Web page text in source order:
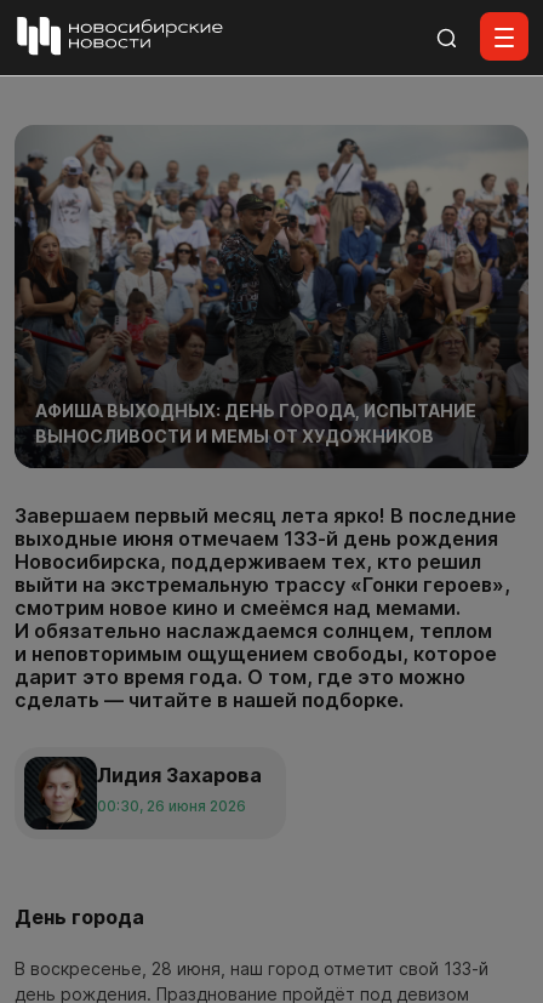
АФИША ВЫХОДНЫХ: ДЕНЬ ГОРОДА, ИСПЫТАНИЕ
ВЫНОСЛИВОСТИ И МЕМЫ ОТ ХУДОЖНИКОВ
Завершаем первый месяц лета ярко! В последние
выходные июня отмечаем 133-й день рождения
Новосибирска, поддерживаем тех, кто решил
выйти на экстремальную трассу «Гонки героев»,
смотрим новое кино и смеёмся над мемами.
И обязательно наслаждаемся солнцем, теплом
и неповторимым ощущением свободы, которое
дарит это время года. О том, где это можно
сделать — читайте в нашей подборке.
Лидия Захарова
00:30, 26 июня 2026
День города
В воскресенье, 28 июня, наш город отметит свой 133-й
день рождения. Празднование пройдёт под девизом